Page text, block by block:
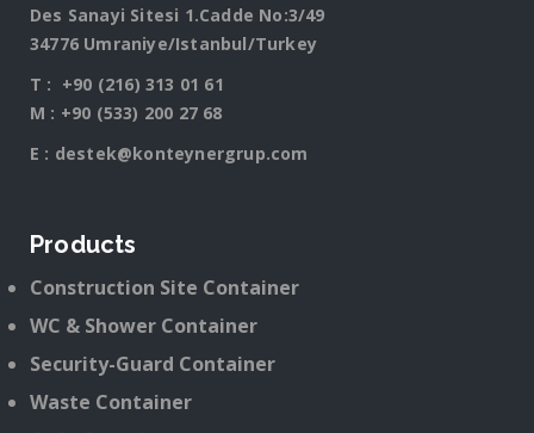
Des Sanayi Sitesi 1.Cadde No:3/49
34776 Umraniye/Istanbul/Turkey
T : +90 (216) 313 01 61
M : +90 (533) 200 27 68
E : destek@konteynergrup.com
Products
Construction Site Container
WC & Shower Container
Security-Guard Container
Waste Container